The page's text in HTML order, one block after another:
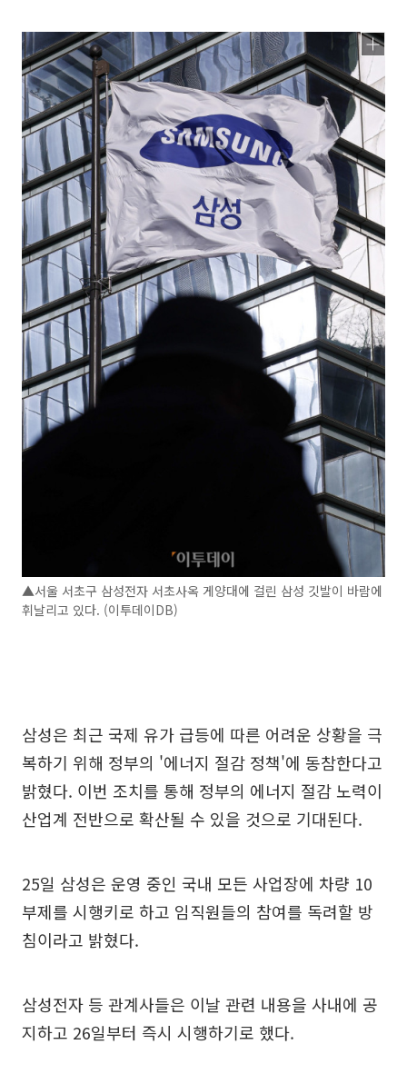
▲서울 서초구 삼성전자 서초사옥 게양대에 걸린 삼성 깃발이 바람에
휘날리고 있다. (이투데이DB)
삼성은 최근 국제 유가 급등에 따른 어려운 상황을 극
복하기 위해 정부의 '에너지 절감 정책'에 동참한다고
밝혔다. 이번 조치를 통해 정부의 에너지 절감 노력이
산업계 전반으로 확산될 수 있을 것으로 기대된다.
25일 삼성은 운영 중인 국내 모든 사업장에 차량 10
부제를 시행키로 하고 임직원들의 참여를 독려할 방
침이라고 밝혔다.
삼성전자 등 관계사들은 이날 관련 내용을 사내에 공
지하고 26일부터 즉시 시행하기로 했다.